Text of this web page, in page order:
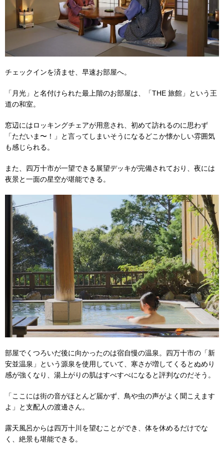
チェックインを済ませ、早速お部屋へ。
「月光」と名付けられた最上階のお部屋は、「THE 旅館」という王
道の和室。
窓辺にはロッキングチェアが用意され、初めて訪れるのに思わず
「ただいま〜！」と言ってしまいそうになるどこか懐かしい雰囲気
も感じられる。
また、四万十市が一望できる展望デッキが完備されており、夜には
夜景と一面の星空が堪能できる。
部屋でくつろいだ後に向かったのは宿自慢の温泉。四万十市の「新
安並温泉」という源泉を使用していて、寒さが増してくるとぬめり
感が強くなり、湯上がりの肌はすべすべになると評判なのだそう。
「ここには街の音がほとんど届かず、鳥や虫の声がよく聞こえます
よ」と支配人の渡邊さん。
露天風呂からは四万十川を望むことができ、体を休めるだけでな
く、絶景も堪能できる。